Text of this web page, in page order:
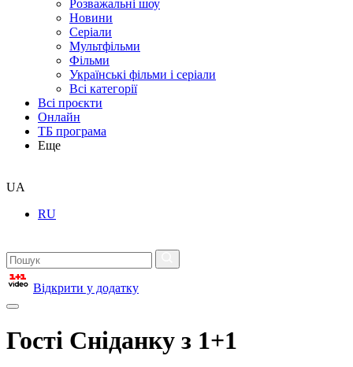
Розважальні шоу
Новини
Серіали
Мультфільми
Фільми
Українські фільми і серіали
Всі категорії
Всі проєкти
Онлайн
ТБ програма
Еще
UA
RU
Відкрити у додатку
Гості Сніданку з 1+1